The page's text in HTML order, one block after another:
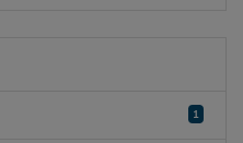
1